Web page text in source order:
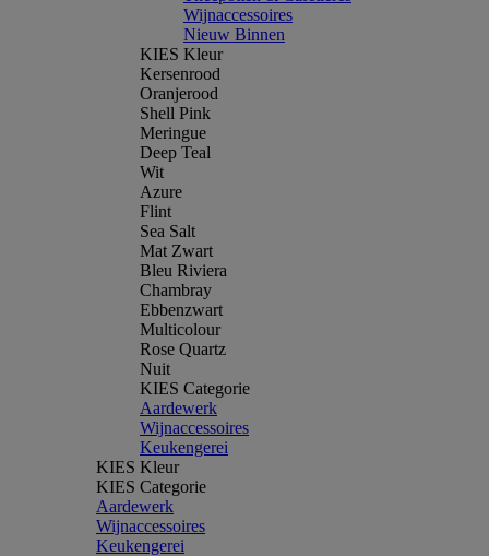
Wijnaccessoires
Nieuw Binnen
KIES Kleur
Kersenrood
Oranjerood
Shell Pink
Meringue
Deep Teal
Wit
Azure
Flint
Sea Salt
Mat Zwart
Bleu Riviera
Chambray
Ebbenzwart
Multicolour
Rose Quartz
Nuit
KIES Categorie
Aardewerk
Wijnaccessoires
Keukengerei
KIES Kleur
KIES Categorie
Aardewerk
Wijnaccessoires
Keukengerei